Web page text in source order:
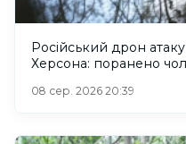
Російський дрон
Херсона: поранено
08 сер. 2026 20:39